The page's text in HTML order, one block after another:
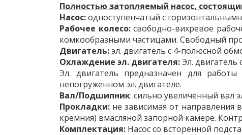
Полностью затопляемый насос,
Насос:одноступенчатый с
Рабочее колесо:свободно-вихревое
комкообразными частицами. Свободный
Двигатель:эл. двигатель с 4-полюсной
Охлаждение эл. двигателя:Эл.
Эл. двигатель предназначен для
непогруженном эл. двигателе.
Вал/Подшипник: сильно увеличенный вал
Прокладки: не зависимая от
кремния) вмасляной запорной камере.
Комплектация: Насос со всторенной